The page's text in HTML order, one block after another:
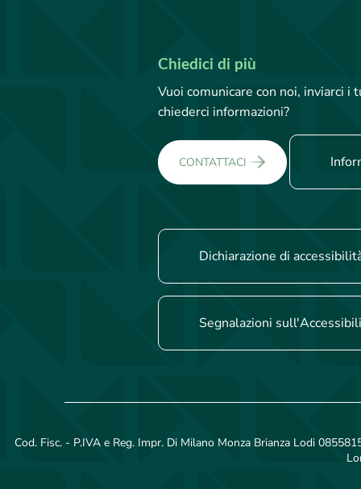
Chiedici di più
Vuoi comunicare con noi, inviarci
chiederci informazioni?
CONTATTACI
Dichiarazione di
Segnalazioni
Cod. Fisc. - P.IVA e Reg. Impr. Di Milano Monza Brianza Lodi